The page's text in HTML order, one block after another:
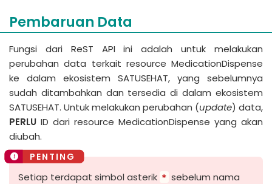
Pembaruan Data
Fungsi dari ReST API ini adalah untuk melakukan
perubahan data terkait resource MedicationDispense
ke dalam ekosistem SATUSEHAT, yang sebelumnya
sudah ditambahkan dan tersedia di dalam ekosistem
SATUSEHAT. Untuk melakukan perubahan (update) data,
PERLU ID dari resource MedicationDispense yang akan
diubah.
Setiap terdapat simbol asterik * sebelum nama